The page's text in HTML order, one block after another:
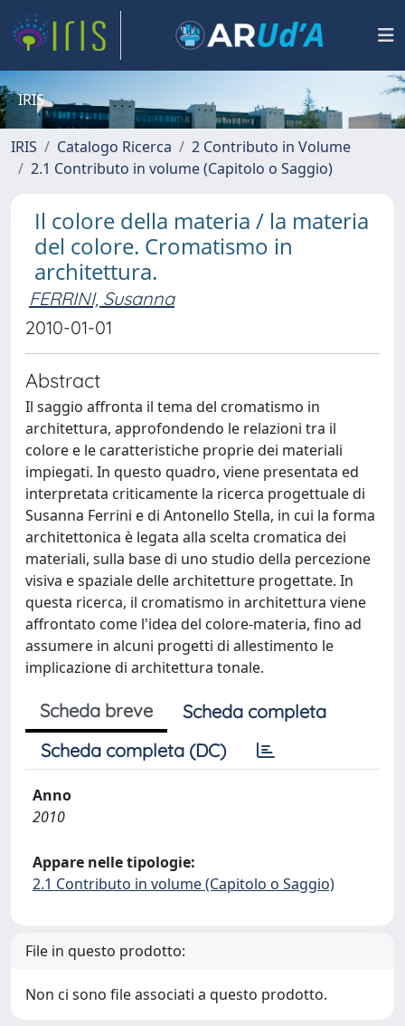
IRIS
IRIS Catalogo Ricerca
2 Contributo in Volume
2.1 Contributo in volume (Capitolo o Saggio)
Il colore della materia / la materia
del colore. Cromatismo in
architettura.
FERRINI, Susanna
2010-01-01
Abstract
Il saggio affronta il tema del cromatismo in
architettura, approfondendo le relazioni tra il
colore e le caratteristiche proprie dei materiali
impiegati. In questo quadro, viene presentata ed
interpretata criticamente la ricerca progettuale di
Susanna Ferrini e di Antonello Stella, in cui la forma
architettonica è legata alla scelta cromatica dei
materiali, sulla base di uno studio della percezione
visiva e spaziale delle architetture progettate. In
questa ricerca, il cromatismo in architettura viene
affrontato come l'idea del colore-materia, fino ad
assumere in alcuni progetti di allestimento le
implicazione di architettura tonale.
Scheda breve
Scheda completa
Scheda completa (DC)
Anno
2010
Appare nelle tipologie:
2.1 Contributo in volume (Capitolo o Saggio)
File in questo prodotto:
Non ci sono file associati a questo prodotto.